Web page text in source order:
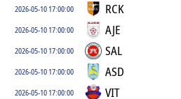
2026-05-10 17:00:00 RCK
2026-05-10 17:00:00 AJE
2026-05-10 17:00:00 SAL
2026-05-10 17:00:00 ASD
2026-05-10 17:00:00 VIT